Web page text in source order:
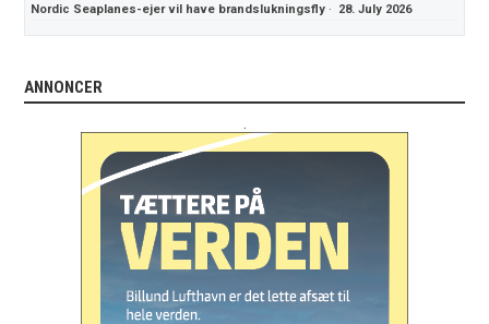
Nordic Seaplanes-ejer vil have brandslukningsfly · 28. July 2026
ANNONCER